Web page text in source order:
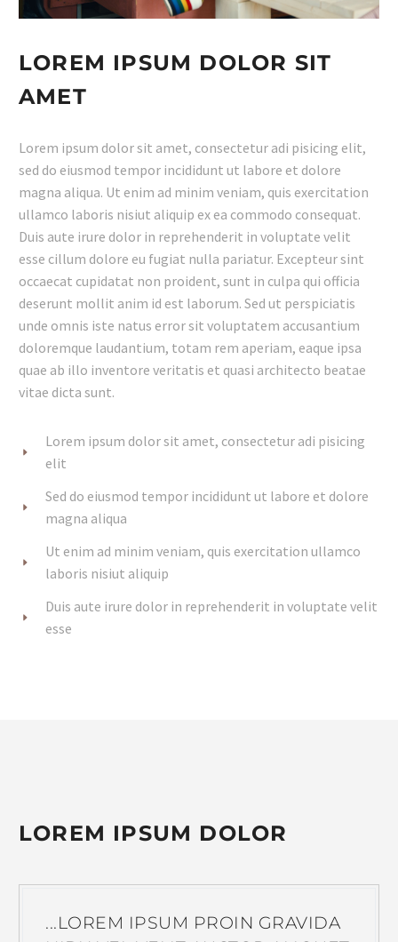
LOREM IPSUM DOLOR SIT
AMET
Lorem ipsum dolor sit amet, consectetur adi pisicing elit,
sed do eiusmod tempor incididunt ut labore et dolore
magna aliqua. Ut enim ad minim veniam, quis exercitation
ullamco laboris nisiut aliquip ex ea commodo consequat.
Duis aute irure dolor in reprehenderit in voluptate velit
esse cillum dolore eu fugiat nulla pariatur. Excepteur sint
occaecat cupidatat non proident, sunt in culpa qui officia
deserunt mollit anim id est laborum. Sed ut perspiciatis
unde omnis iste natus error sit voluptatem accusantium
doloremque laudantium, totam rem aperiam, eaque ipsa
quae ab illo inventore veritatis et quasi architecto beatae
vitae dicta sunt.
Lorem ipsum dolor sit amet, consectetur adi pisicing
elit
Sed do eiusmod tempor incididunt ut labore et dolore
magna aliqua
Ut enim ad minim veniam, quis exercitation ullamco
laboris nisiut aliquip
Duis aute irure dolor in reprehenderit in voluptate velit
esse
LOREM IPSUM DOLOR
...LOREM IPSUM PROIN GRAVIDA